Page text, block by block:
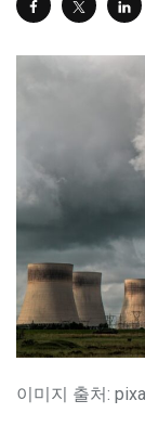
이미지 출처: